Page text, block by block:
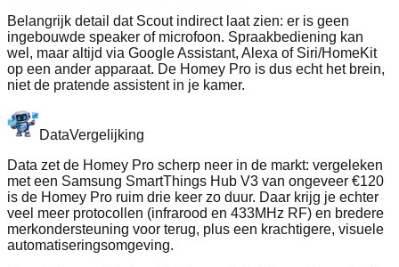
Belangrijk detail dat Scout indirect laat zien: er is geen
ingebouwde speaker of microfoon. Spraakbediening kan
wel, maar altijd via Google Assistant, Alexa of Siri/HomeKit
op een ander apparaat. De Homey Pro is dus echt het brein,
niet de pratende assistent in je kamer.
DataVergelijking
Data zet de Homey Pro scherp neer in de markt: vergeleken
met een Samsung SmartThings Hub V3 van ongeveer €120
is de Homey Pro ruim drie keer zo duur. Daar krijg je echter
veel meer protocollen (infrarood en 433MHz RF) en bredere
merkondersteuning voor terug, plus een krachtigere, visuele
automatiseringsomgeving.